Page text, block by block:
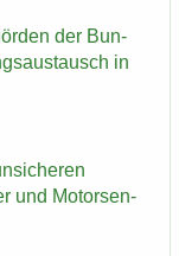
der Bun­
in
und Mo­tor­sen­